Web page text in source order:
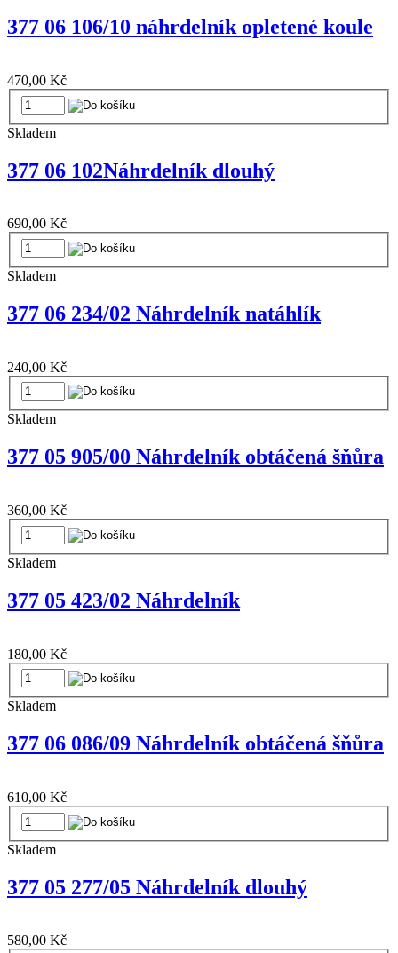
377 06 106/10 náhrdelník opletené koule
470,00 Kč
Skladem
377 06 102Náhrdelník dlouhý
690,00 Kč
Skladem
377 06 234/02 Náhrdelník natáhlík
240,00 Kč
Skladem
377 05 905/00 Náhrdelník obtáčená šňůra
360,00 Kč
Skladem
377 05 423/02 Náhrdelník
180,00 Kč
Skladem
377 06 086/09 Náhrdelník obtáčená šňůra
610,00 Kč
Skladem
377 05 277/05 Náhrdelník dlouhý
580,00 Kč